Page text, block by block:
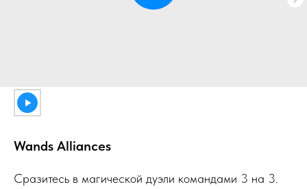
Wands Alliances
Сразитесь в магической дуэли командами 3 на 3.